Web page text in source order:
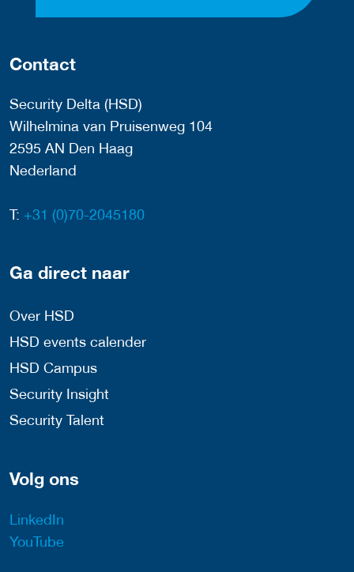
Contact
Security Delta (HSD)
Wilhelmina van Pruisenweg 104
2595 AN Den Haag
Nederland
T: +31 (0)70-2045180
Ga direct naar
Over HSD
HSD events calender
HSD Campus
Security Insight
Security Talent
Volg ons
LinkedIn
YouTube